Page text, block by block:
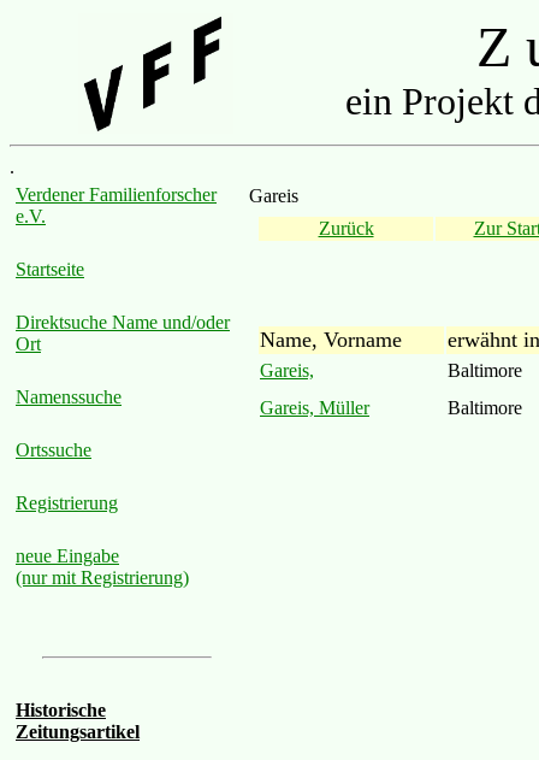
Z
ein Projekt
.
Verdener Familienforscher
e.V.
Startseite
Direktsuche Name und/oder
Ort
Namenssuche
Ortssuche
Registrierung
neue Eingabe
(nur mit Registrierung)
Historische
Zeitungsartikel
Gareis
Zurück
Zur
Name, Vorname erwähnt in
Gareis,
Baltimore
Gareis, Müller
Baltimore